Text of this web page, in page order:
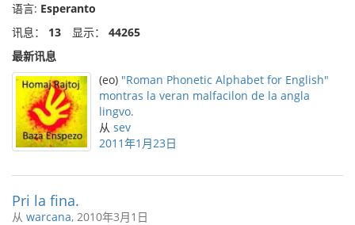
语言: Esperanto
讯息： 13 显示： 44265
最新讯息
(eo) "Roman Phonetic Alphabet for English"
montras la veran malfacilon de la angla
lingvo.
从 sev
2011年1月23日
Pri la fina.
从 warcana, 2010年3月1日